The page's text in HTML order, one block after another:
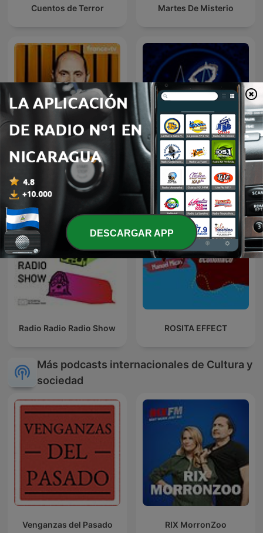
Cuentos de Terror Martes De Misterio
C ce soir Frecuencia Paranormal
Radio Radio Radio Show ROSITA EFFECT
Más podcasts internacionales de Cultura y
sociedad
Venganzas del Pasado RIX MorronZoo
DESCARGAR APP